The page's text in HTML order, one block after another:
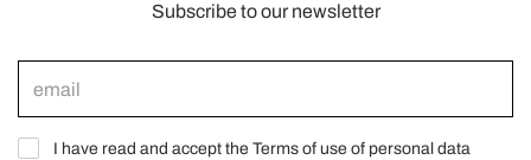
Subscribe to our newsletter
I have read and accept the Terms of use of personal data